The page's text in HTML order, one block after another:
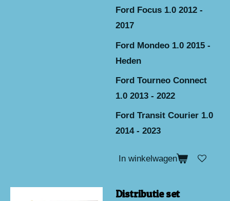
Ford Focus 1.0 2012 -
2017
Ford Mondeo 1.0 2015 -
Heden
Ford Tourneo Connect
1.0 2013 - 2022
Ford Transit Courier 1.0
2014 - 2023
In winkelwagen
Distributie set